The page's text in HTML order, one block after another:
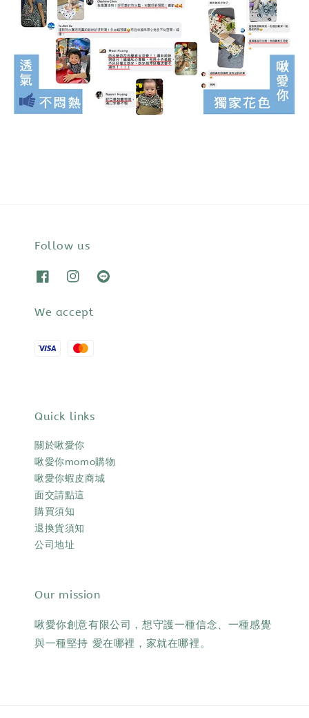
Follow us
We accept
Quick links
關於啾愛你
啾愛你momo購物
啾愛你蝦皮商城
面交請點這
購買須知
退換貨須知
公司地址
Our mission
啾愛你創意有限公司，想守護一種信念、一種感覺
與一種堅持 愛在哪裡，家就在哪裡。